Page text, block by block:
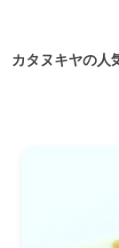
カタヌキヤの人